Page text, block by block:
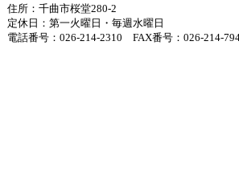
住所：千曲市桜堂280-2
定休日：第一火曜日・毎週水曜日
電話番号：026-214-2310 FAX番号：026-214-